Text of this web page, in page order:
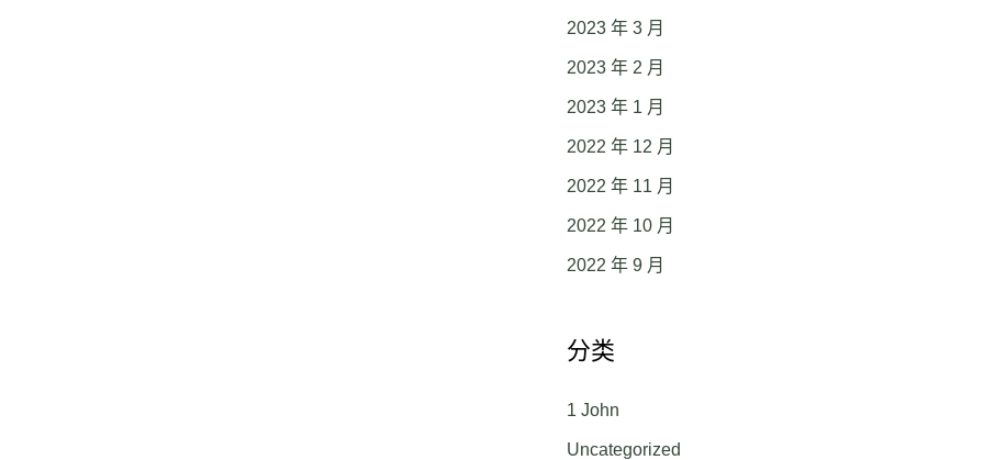
2023 年 3 月
2023 年 2 月
2023 年 1 月
2022 年 12 月
2022 年 11 月
2022 年 10 月
2022 年 9 月
分类
1 John
Uncategorized